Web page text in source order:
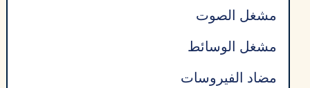
مشغل الصوت
مشغل الوسائط
مضاد الفيروسات